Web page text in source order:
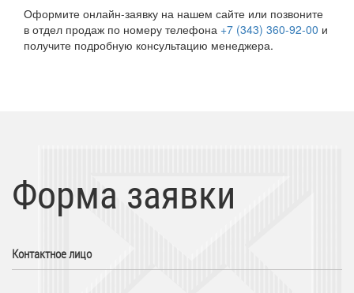
Оформите онлайн-заявку на нашем сайте или позвоните
в отдел продаж по номеру телефона +7 (343) 360-92-00 и
получите подробную консультацию менеджера.
Форма заявки
Контактное лицо